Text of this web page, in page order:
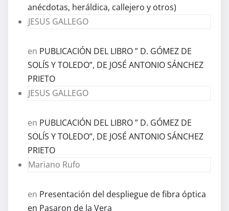
anécdotas, heráldica, callejero y otros)
JESUS GALLEGO
en PUBLICACIÓN DEL LIBRO ” D. GÓMEZ DE
SOLÍS Y TOLEDO”, DE JOSÉ ANTONIO SÁNCHEZ
PRIETO
JESUS GALLEGO
en PUBLICACIÓN DEL LIBRO ” D. GÓMEZ DE
SOLÍS Y TOLEDO”, DE JOSÉ ANTONIO SÁNCHEZ
PRIETO
Mariano Rufo
en Presentación del despliegue de fibra óptica
en Pasaron de la Vera